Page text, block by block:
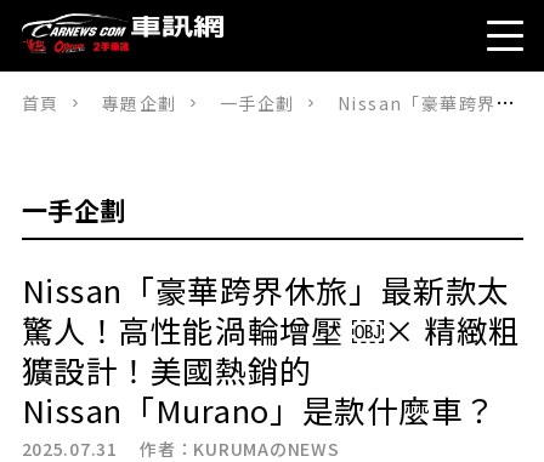
首頁 專題企劃 一手企劃 Nissan「豪華跨界休旅」最新款太驚人！高性能渦輪增壓 ￼× 精緻粗獷設計！美國熱銷的 Nissan「Murano」是款什麼車？
一手企劃
Nissan「豪華跨界休旅」最新款太
驚人！高性能渦輪增壓 ￼× 精緻粗
獷設計！美國熱銷的
Nissan「Murano」是款什麼車？
2025.07.31 作者： KURUMAのNEWS